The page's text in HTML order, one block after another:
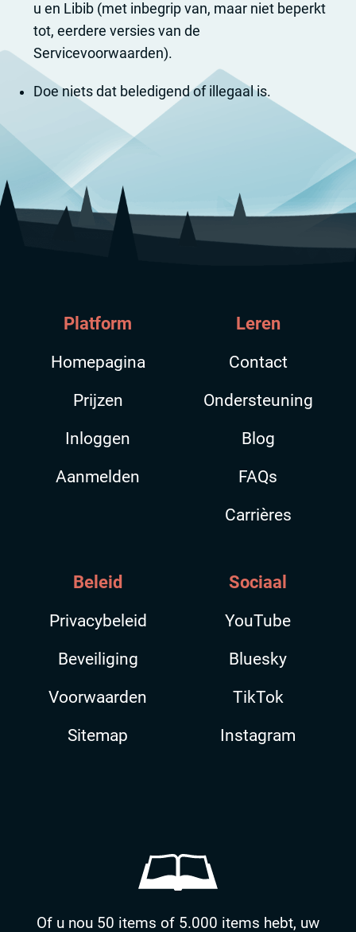
u en Libib (met inbegrip van, maar niet beperkt
tot, eerdere versies van de
Servicevoorwaarden).
Doe niets dat beledigend of illegaal is.
Platform
Homepagina
Prijzen
Inloggen
Aanmelden
Leren
Contact
Ondersteuning
Blog
FAQs
Carrières
Beleid
Privacybeleid
Beveiliging
Voorwaarden
Sitemap
Sociaal
YouTube
Bluesky
TikTok
Instagram
Of u nou 50 items of 5.000 items hebt, uw